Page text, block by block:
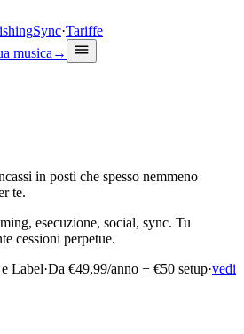
Sync·Tariffe
musica →
in posti che spesso nemmeno
te.
esecuzione, social, sync. Tu
cessioni perpetue.
Label·Da €49,99/anno + €50 setup·vedi